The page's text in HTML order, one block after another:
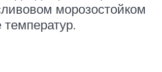
морозостойком